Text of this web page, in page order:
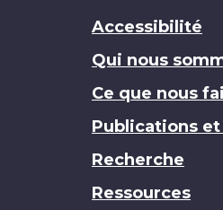
Accessibilité
Qui nous
Ce que nous
Publications
Recherche
Ressources